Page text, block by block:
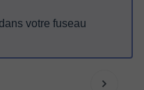
votre fuseau